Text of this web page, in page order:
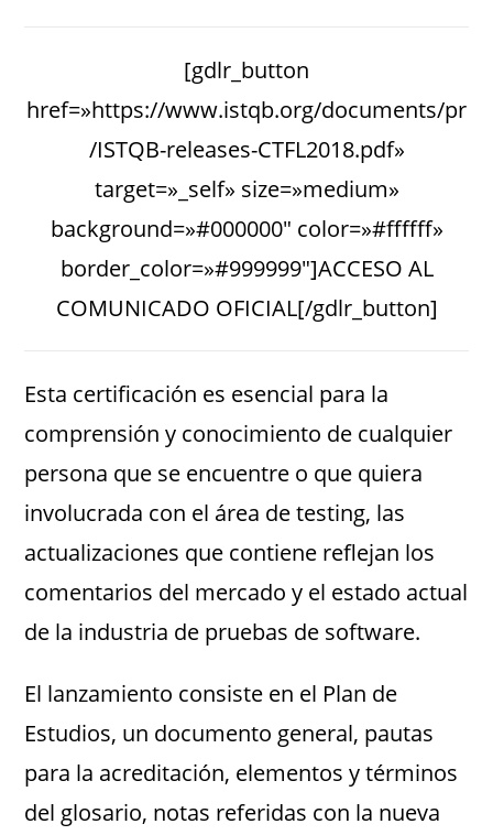
[gdlr_button
href=»https://www.istqb.org/documents/pr
/ISTQB-releases-CTFL2018.pdf»
target=»_self» size=»medium»
background=»#000000″ color=»#ffffff»
border_color=»#999999″]ACCESO AL
COMUNICADO OFICIAL[/gdlr_button]
Esta certificación es esencial para la
comprensión y conocimiento de cualquier
persona que se encuentre o que quiera
involucrada con el área de testing, las
actualizaciones que contiene reflejan los
comentarios del mercado y el estado actual
de la industria de pruebas de software.
El lanzamiento consiste en el Plan de
Estudios, un documento general, pautas
para la acreditación, elementos y términos
del glosario, notas referidas con la nueva